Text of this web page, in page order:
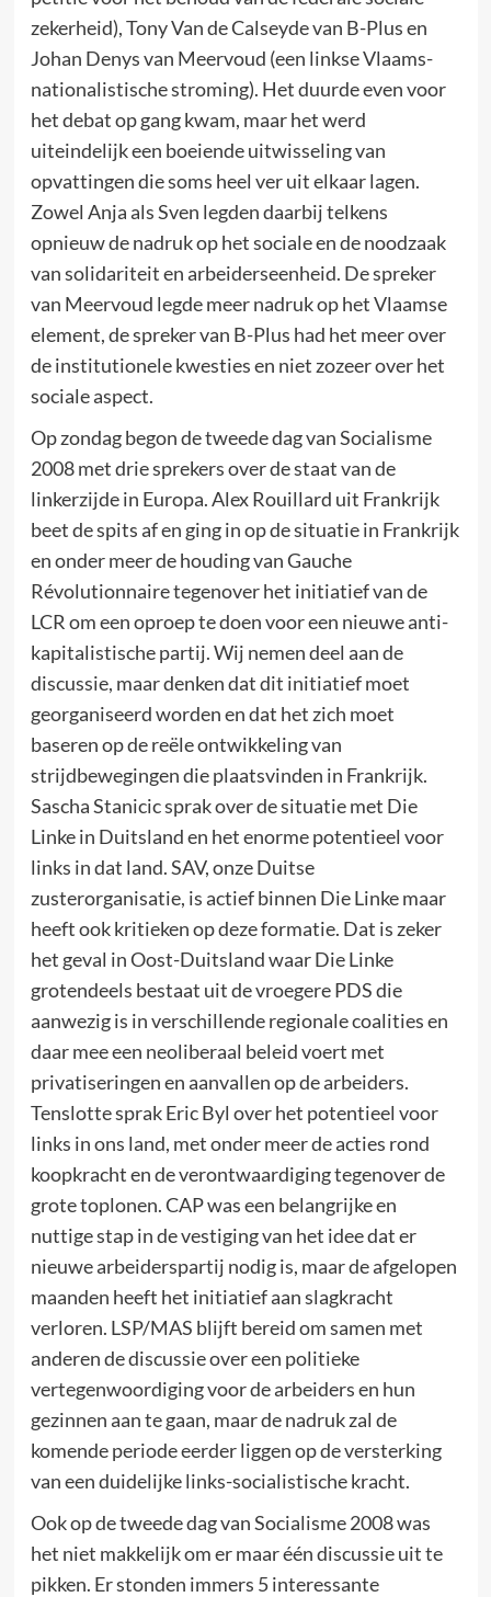
zekerheid), Tony Van de Calseyde van B-Plus en
Johan Denys van Meervoud (een linkse Vlaams-
nationalistische stroming). Het duurde even voor
het debat op gang kwam, maar het werd
uiteindelijk een boeiende uitwisseling van
opvattingen die soms heel ver uit elkaar lagen.
Zowel Anja als Sven legden daarbij telkens
opnieuw de nadruk op het sociale en de noodzaak
van solidariteit en arbeiderseenheid. De spreker
van Meervoud legde meer nadruk op het Vlaamse
element, de spreker van B-Plus had het meer over
de institutionele kwesties en niet zozeer over het
sociale aspect.
Op zondag begon de tweede dag van Socialisme
2008 met drie sprekers over de staat van de
linkerzijde in Europa. Alex Rouillard uit Frankrijk
beet de spits af en ging in op de situatie in Frankrijk
en onder meer de houding van Gauche
Révolutionnaire tegenover het initiatief van de
LCR om een oproep te doen voor een nieuwe anti-
kapitalistische partij. Wij nemen deel aan de
discussie, maar denken dat dit initiatief moet
georganiseerd worden en dat het zich moet
baseren op de reële ontwikkeling van
strijdbewegingen die plaatsvinden in Frankrijk.
Sascha Stanicic sprak over de situatie met Die
Linke in Duitsland en het enorme potentieel voor
links in dat land. SAV, onze Duitse
zusterorganisatie, is actief binnen Die Linke maar
heeft ook kritieken op deze formatie. Dat is zeker
het geval in Oost-Duitsland waar Die Linke
grotendeels bestaat uit de vroegere PDS die
aanwezig is in verschillende regionale coalities en
daar mee een neoliberaal beleid voert met
privatiseringen en aanvallen op de arbeiders.
Tenslotte sprak Eric Byl over het potentieel voor
links in ons land, met onder meer de acties rond
koopkracht en de verontwaardiging tegenover de
grote toplonen. CAP was een belangrijke en
nuttige stap in de vestiging van het idee dat er
nieuwe arbeiderspartij nodig is, maar de afgelopen
maanden heeft het initiatief aan slagkracht
verloren. LSP/MAS blijft bereid om samen met
anderen de discussie over een politieke
vertegenwoordiging voor de arbeiders en hun
gezinnen aan te gaan, maar de nadruk zal de
komende periode eerder liggen op de versterking
van een duidelijke links-socialistische kracht.
Ook op de tweede dag van Socialisme 2008 was
het niet makkelijk om er maar één discussie uit te
pikken. Er stonden immers 5 interessante